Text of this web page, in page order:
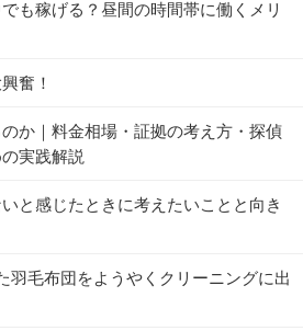
も稼げる？昼間の時間帯に働くメリ
奮！
か｜料金相場・証拠の考え方・探偵
実践解説
と感じたときに考えたいことと向き
羽毛布団をようやくクリーニングに出